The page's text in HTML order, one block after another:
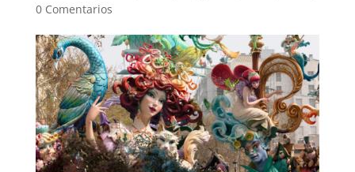
0 Comentarios